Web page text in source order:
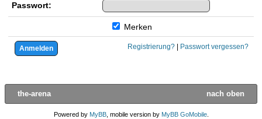
Passwort:
Merken
Registrierung? Passwort vergessen?
nach oben
the-arena
Powered by MyBB, mobile version by MyBB GoMobile.